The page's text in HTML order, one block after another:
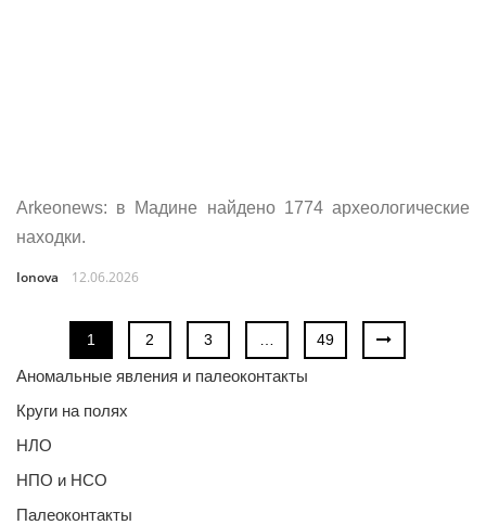
Arkeonews: в Мадине найдено 1774 археологические
находки.
Ionova 12.06.2026
1 2 3 49
Аномальные явления и палеоконтакты
Круги на полях
НЛО
НПО и НСО
Палеоконтакты